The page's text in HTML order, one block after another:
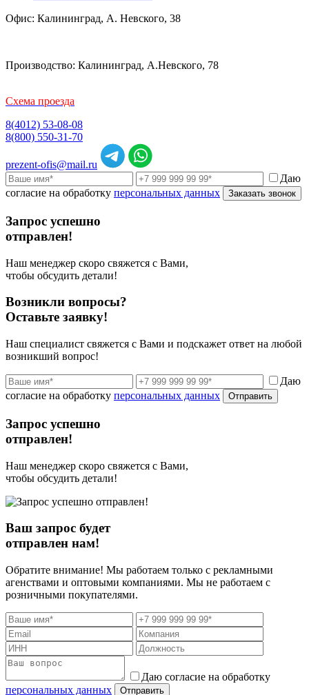
Офис: Калининград, А. Невского, 38
Производство: Калининград, А.Невского, 78
Схема проезда
8(4012) 53-08-08
8(800) 550-31-70
prezent-ofis@mail.ru
Даю
согласие на обработку персональных данных Заказать звонок
Запрос успешно
отправлен!
Наш менеджер скоро свяжется с Вами,
чтобы обсудить детали!
Возникли вопросы?
Оставьте заявку!
Наш специалист свяжется с Вами и подскажет ответ на любой
возникший вопрос!
Даю
согласие на обработку персональных данных Отправить
Запрос успешно
отправлен!
Наш менеджер скоро свяжется с Вами,
чтобы обсудить детали!
Ваш запрос будет
отправлен нам!
Обратите внимание! Мы работаем только с рекламными
агенствами и оптовыми компаниями. Мы не работаем с
розничными покупателями.
Даю согласие на обработку
персональных данных
Отправить